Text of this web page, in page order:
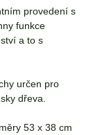
provedení s
funkce
a to s
určen pro
dřeva.
53 x 38 cm